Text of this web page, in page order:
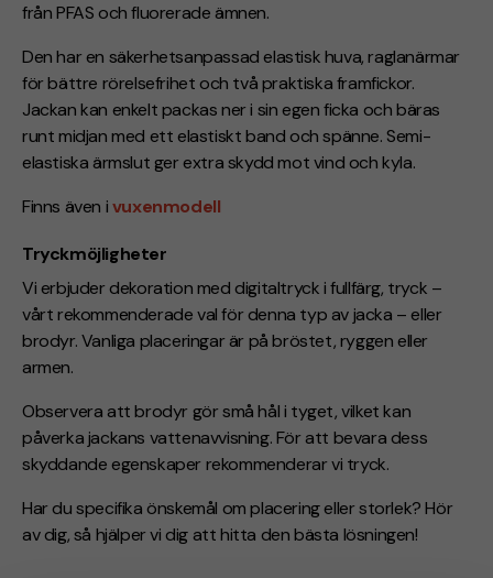
från PFAS och fluorerade ämnen.
Den har en säkerhetsanpassad elastisk huva, raglanärmar
för bättre rörelsefrihet och två praktiska framfickor.
Jackan kan enkelt packas ner i sin egen ficka och bäras
runt midjan med ett elastiskt band och spänne. Semi-
elastiska ärmslut ger extra skydd mot vind och kyla.
Finns även ivuxenmodell
Tryckmöjligheter
Vi erbjuder dekoration med digitaltryck i fullfärg, tryck –
vårt rekommenderade val för denna typ av jacka – eller
brodyr. Vanliga placeringar är på bröstet, ryggen eller
armen.
Observera att brodyr gör små hål i tyget, vilket kan
påverka jackans vattenavvisning. För att bevara dess
skyddande egenskaper rekommenderar vi tryck.
Har du specifika önskemål om placering eller storlek? Hör
av dig, så hjälper vi dig att hitta den bästa lösningen!